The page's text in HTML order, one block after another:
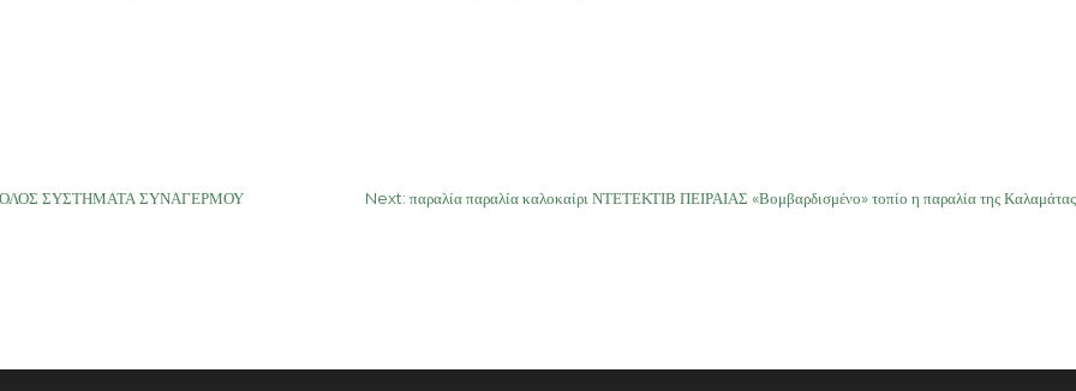
ΒΟΛΟΣ ΣΥΣΤΗΜΑΤΑ ΣΥΝΑΓΕΡΜΟΥ
Next: παραλία παραλία καλοκαίρι ΝΤΕΤΕΚΤΙΒ ΠΕΙΡΑΙΑΣ «Βομβαρδισμένο» τοπίο η παραλία της Καλαμάτας